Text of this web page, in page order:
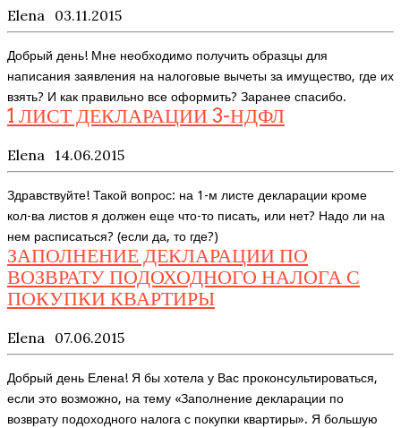
Elena 03.11.2015
Добрый день! Мне необходимо получить образцы для
написания заявления на налоговые вычеты за имущество, где их
взять? И как правильно все оформить? Заранее спасибо.
1 ЛИСТ ДЕКЛАРАЦИИ 3-НДФЛ
Elena 14.06.2015
Здравствуйте! Такой вопрос: на 1-м листе декларации кроме
кол-ва листов я должен еще что-то писать, или нет? Надо ли на
нем расписаться? (если да, то где?)
ЗАПОЛНЕНИЕ ДЕКЛАРАЦИИ ПО
ВОЗВРАТУ ПОДОХОДНОГО НАЛОГА С
ПОКУПКИ КВАРТИРЫ
Elena 07.06.2015
Добрый день Елена! Я бы хотела у Вас проконсультироваться,
если это возможно, на тему «Заполнение декларации по
возврату подоходного налога с покупки квартиры». Я большую